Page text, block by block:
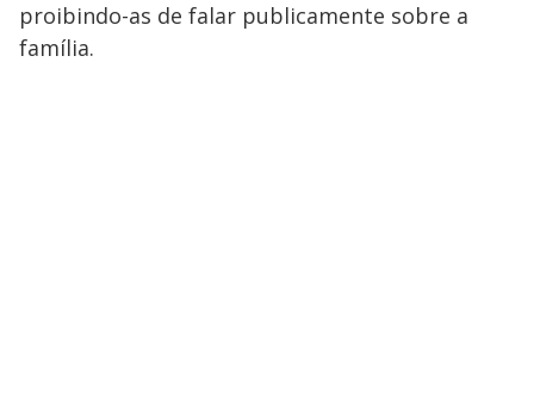
proibindo-as de falar publicamente sobre a
família.